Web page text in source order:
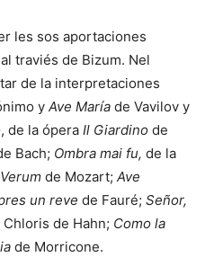
les sos aportaciones
traviés de Bizum. Nel
de la interpretaciones
y Ave María de Vavilov y
, de la ópera Il Giardino de
Bach; Ombra mai fu, de la
de Mozart; Ave
un reve de Fauré; Señor,
Chloris de Hahn; Como la
de Morricone.